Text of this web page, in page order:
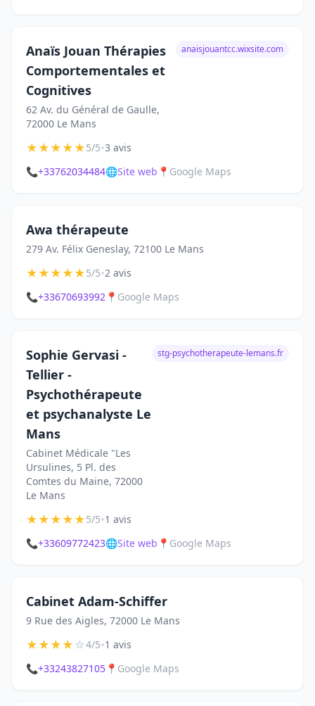
Anaïs Jouan Thérapies
Comportementales et
Cognitives
62 Av. du Général de Gaulle,
72000 Le Mans
anaisjouantcc.wixsite.com
★★★★★5/5•3 avis
📞+33762034484🌐Site web 📍 Google Maps
Awa thérapeute
279 Av. Félix Geneslay, 72100 Le Mans
★★★★★5/5•2 avis
📞+33670693992 📍 Google Maps
Sophie Gervasi -
Tellier -
Psychothérapeute
et psychanalyste Le
Mans
Cabinet Médicale "Les
Ursulines, 5 Pl. des
Comtes du Maine, 72000
Le Mans
stg-psychotherapeute-lemans.fr
★★★★★5/5•1 avis
📞+33609772423🌐Site web 📍 Google Maps
Cabinet Adam-Schiffer
9 Rue des Aigles, 72000 Le Mans
★★★★☆4/5•1 avis
📞+33243827105 📍 Google Maps